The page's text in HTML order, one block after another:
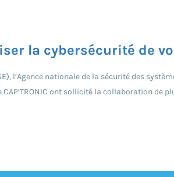
la cybersécurité de
l’Agence nationale de la sécurité des
CAP’TRONIC ont sollicité la collaboration